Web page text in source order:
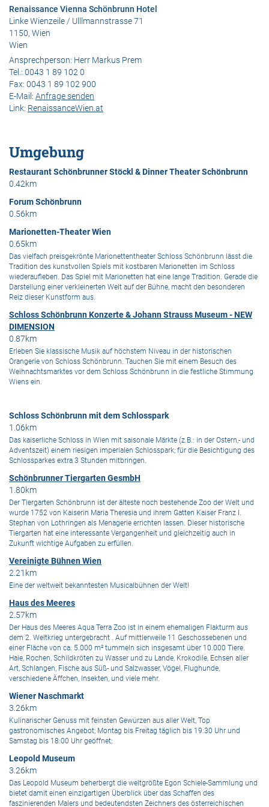
Renaissance Vienna Schönbrunn Hotel
Linke Wienzeile / Ulllmannstrasse 71
1150, Wien
Wien
Ansprechperson: Herr Markus Prem
Tel.: 0043 1 89 102 0
Fax: 0043 1 89 102 900
E-Mail: Anfrage senden
Link: RenaissanceWien.at
Umgebung
Restaurant Schönbrunner Stöckl & Dinner Theater Schönbrunn
0.42km
Forum Schönbrunn
0.56km
Marionetten-Theater Wien
0.65km
Das vielfach preisgekrönte Marionettentheater Schloss Schönbrunn lässt die
Tradition des kunstvollen Spiels mit kostbaren Marionetten im Schloss
wiederaufleben. Das Spiel mit Marionetten hat eine lange Tradition. Gerade die
Darstellung einer verkleinerten Welt auf der Bühne, macht den besonderen
Reiz dieser Kunstform aus.
Schloss Schönbrunn Konzerte & Johann Strauss Museum - NEW
DIMENSION
0.87km
Erleben Sie klassische Musik auf höchstem Niveau in der historischen
Orangerie von Schloss Schönbrunn. Tauchen Sie mit einem Besuch des
Weihnachtsmarktes vor dem Schloss Schönbrunn in die festliche Stimmung
Wiens ein.
Schloss Schönbrunn mit dem Schlosspark
1.06km
Das kaiserliche Schloss in Wien mit saisonale Märkte (z.B.: in der Ostern,- und
Adventszeit) einem riesigen imperialen Schlosspark; für die Besichtigung des
Schlossparkes extra 3 Stunden mitbringen.
Schönbrunner Tiergarten GesmbH
1.80km
Der Tiergarten Schönbrunn ist der älteste noch bestehende Zoo der Welt und
wurde 1752 von Kaiserin Maria Theresia und ihrem Gatten Kaiser Franz I.
Stephan von Lothringen als Menagerie errichten lassen. Dieser historische
Tiergarten hat eine interessante Vergangenheit und gleichzeitig auch in
Zukunft wichtige Aufgaben zu erfüllen.
Vereinigte Bühnen Wien
2.21km
Eine der weltweit bekanntesten Musicalbühnen der Welt!
Haus des Meeres
2.57km
Der Haus des Meeres Aqua Terra Zoo ist in einem ehemaligen Flakturm aus
dem 2. Weltkrieg untergebracht . Auf mittlerweile 11 Geschossebenen und
einer Fläche von ca. 5.000 m² tummeln sich insgesamt über 10.000 Tiere.
Haie, Rochen, Schildkröten zu Wasser und zu Lande, Krokodile, Echsen aller
Art, Schlangen, Fische aus Süß- und Salzwasser, Vögel, Flughunde,
verschiedene Äffchen, Insekten, und viele mehr.
Wiener Naschmarkt
3.26km
Kulinarischer Genuss mit feinsten Gewürzen aus aller Welt, Top
gastronomisches Angebot; Montag bis Freitag täglich bis 19:30 Uhr und
Samstag bis 18:00 Uhr geöffnet;
Leopold Museum
3.26km
Das Leopold Museum beherbergt die weltgrößte Egon Schiele-Sammlung und
bietet damit einen einzigartigen Überblick über das Schaffen des
faszinierenden Malers und bedeutendsten Zeichners des österreichischen